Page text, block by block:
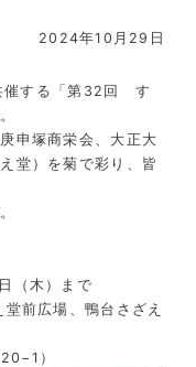
2024年10月29日
催する「第32回 す
申塚商栄会、大正大
堂）を菊で彩り、皆
日（木）まで
前広場、鴨台さざえ
20 − 1 ）